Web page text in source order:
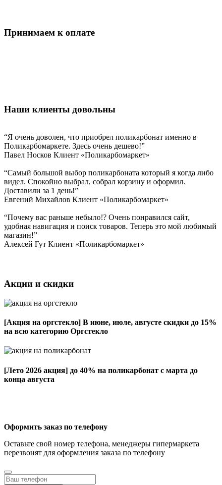
Принимаем к оплате
Наши клиенты довольны
“Я очень доволен, что приобрел поликарбонат именно в
Поликарбомаркете. Здесь очень дешево!”
Павел Носков Клиент «Поликарбомаркет»
“Самый большой выбор поликарбоната который я когда либо
видел. Спокойно выбрал, собрал корзину и оформил.
Доставили за 1 день!”
Евгений Михайлов Клиент «Поликарбомаркет»
“Почему вас раньше небыло!? Очень понравился сайт,
удобная навигация и поиск товаров. Теперь это мой любимый
магазин!”
Алексей Гут Клиент «Поликарбомаркет»
Акции и скидки
[Акция на оргстекло] В июне, июле, августе скидки до 15%
на всю категорию Оргстекло
[Лето 2026 акция] до 40% на поликарбонат с марта до
конца августа
Оформить заказ по телефону
Оставьте свой номер телефона, менеджеры гипермаркета
перезвонят для оформления заказа по телефону